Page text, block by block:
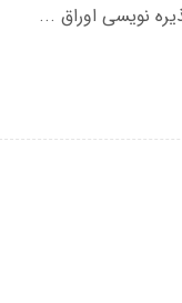
نویسی اوراق ...